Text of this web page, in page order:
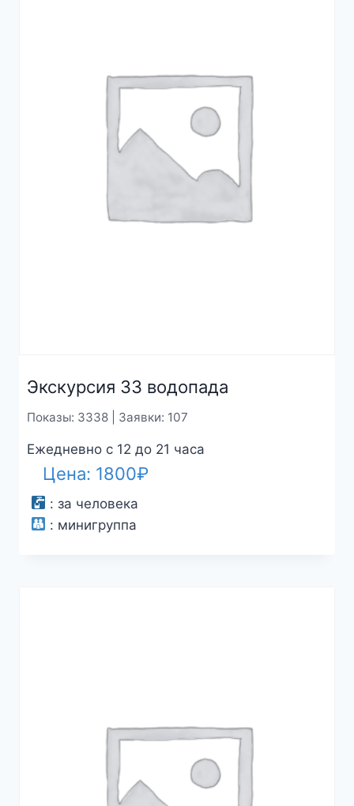
Экскурсия 33 водопада
Показы: 3338 | Заявки: 107
Ежедневно с 12 до 21 часа
Цена: 1800₽
: за человека
: минигруппа